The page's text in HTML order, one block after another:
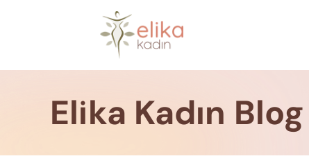
Elika Kadın Blog